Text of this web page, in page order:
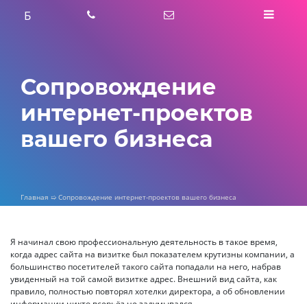
Б
Сопровождение
интернет-проектов
вашего бизнеса
Главная ➯ Сопровождение интернет-проектов вашего бизнеса
Я начинал свою профессиональную деятельность в такое время,
когда адрес сайта на визитке был показателем крутизны компании, а
большинство посетителей такого сайта попадали на него, набрав
увиденный на той самой визитке адрес. Внешний вид сайта, как
правило, полностью повторял хотелки директора, а об обновлении